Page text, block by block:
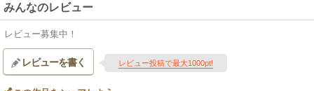
みんなのレビュー
レビュー募集中！
レビューを書く レビュー投稿で最大1000pt!